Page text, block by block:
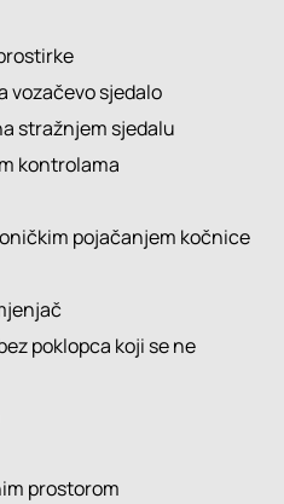
vozačevo sjedalo
stražnjem sjedalu
kontrolama
pojačanjem kočnice
poklopca koji se ne
prostorom